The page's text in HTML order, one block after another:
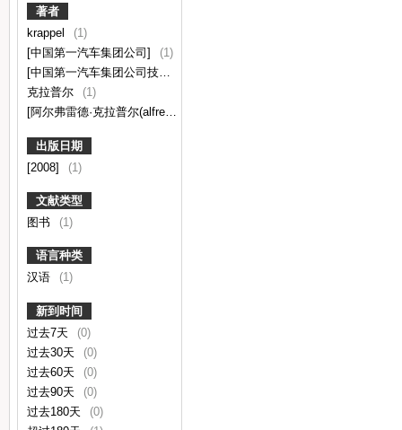
著者
krappel
(1)
[中国第一汽车集团公司]
(1)
[中国第一汽车集团公司技术中心译]
克拉普尔
(1)
[阿尔弗雷德·克拉普尔(alfred krappel)等编]
出版日期
[2008]
(1)
文献类型
图书
(1)
语言种类
汉语
(1)
新到时间
过去7天
(0)
过去30天
(0)
过去60天
(0)
过去90天
(0)
过去180天
(0)